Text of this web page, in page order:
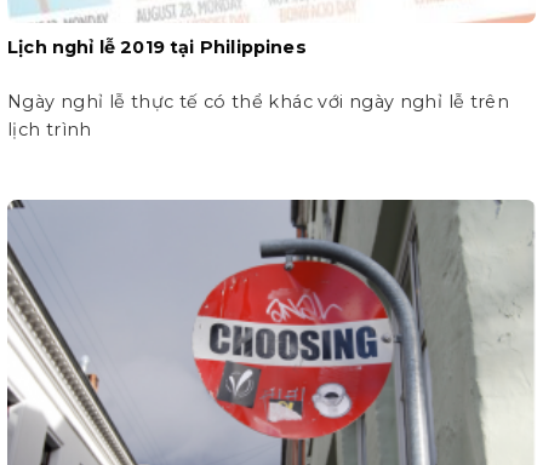
Lịch nghỉ lễ 2019 tại Philippines
Ngày nghỉ lễ thực tế có thể khác với ngày nghỉ lễ trên
lịch trình